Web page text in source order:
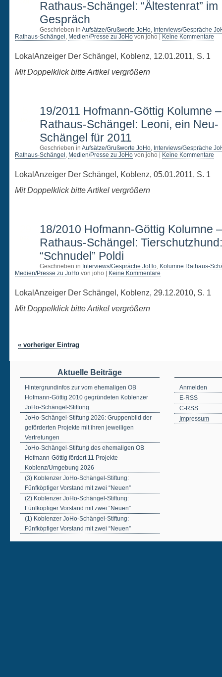
Rathaus-Schängel: “Ältestenrat” im
Gespräch
Geschrieben in Aufsätze/Grußworte JoHo, Interviews/Gespräche
Rathaus-Schängel , Medien/Presse zu JoHo von joho | Keine Kommentare
LokalAnzeiger Der Schängel, Koblenz, 12.01.2011, S. 1
Mit Doppelklick bitte Artikel vergrößern
19/2011 Hofmann-Göttig Kolumne
Rathaus-Schängel: Leoni, ein Neu-
Schängel für 2011
Geschrieben in Aufsätze/Grußworte JoHo, Interviews/Gespräche
Rathaus-Schängel , Medien/Presse zu JoHo von joho | Keine Kommentare
LokalAnzeiger Der Schängel, Koblenz, 05.01.2011, S. 1
Mit Doppelklick bitte Artikel vergrößern
18/2010 Hofmann-Göttig Kolumne
Rathaus-Schängel: Tierschutzhund:
“Schnudel” Poldi
Geschrieben in Interviews/Gespräche JoHo, Kolumne Rathaus-
Medien/Presse zu JoHo von joho | Keine Kommentare
LokalAnzeiger Der Schängel, Koblenz, 29.12.2010, S. 1
Mit Doppelklick bitte Artikel vergrößern
« vorheriger Eintrag
Aktuelle Beiträge
Hintergrundinfos zur vom ehemaligen OB
Hofmann-Göttig 2010 gegründeten Koblenzer
JoHo-Schängel-Stiftung
JoHo-Schängel-Stiftung 2026: Gruppenbild der
geförderten Projekte mit ihren jeweiligen
Vertretungen
JoHo-Schängel-Stiftung des ehemaligen OB
Hofmann-Göttig fördert 11 Projekte
Koblenz/Umgebung 2026
(3) Koblenzer JoHo-Schängel-Stiftung:
Fünfköpfiger Vorstand mit zwei “Neuen”
(2) Koblenzer JoHo-Schängel-Stiftung:
Fünfköpfiger Vorstand mit zwei “Neuen”
(1) Koblenzer JoHo-Schängel-Stiftung:
Fünfköpfiger Vorstand mit zwei “Neuen”
Anmelden
E-RSS
C-RSS
Impressum